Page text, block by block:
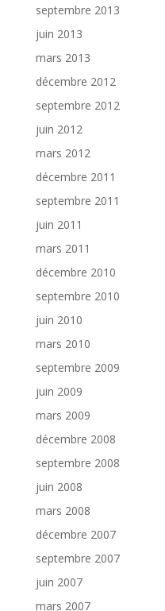
septembre 2013
juin 2013
mars 2013
décembre 2012
septembre 2012
juin 2012
mars 2012
décembre 2011
septembre 2011
juin 2011
mars 2011
décembre 2010
septembre 2010
juin 2010
mars 2010
septembre 2009
juin 2009
mars 2009
décembre 2008
septembre 2008
juin 2008
mars 2008
décembre 2007
septembre 2007
juin 2007
mars 2007